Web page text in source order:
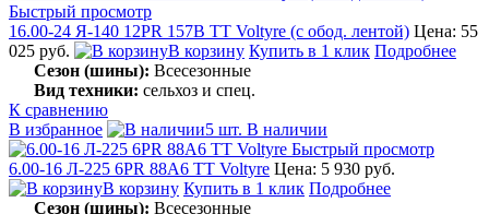
Быстрый просмотр
16.00-24 Я-140 12PR 157B TT Voltyre (с обод. лентой) Цена: 55
025 руб.
В корзину Купить в 1 клик Подробнее
Сезон (шины): Всесезонные
Вид техники: сельхоз и спец.
К сравнению
В избранное
5 шт. В наличии
Быстрый просмотр
6.00-16 Л-225 6PR 88A6 TT Voltyre Цена: 5 930 руб.
В корзину Купить в 1 клик Подробнее
Сезон (шины): Всесезонные